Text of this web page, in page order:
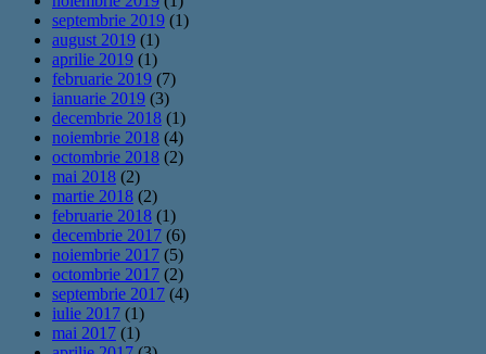
septembrie 2019 (1)
august 2019 (1)
aprilie 2019 (1)
februarie 2019 (7)
ianuarie 2019 (3)
decembrie 2018 (1)
noiembrie 2018 (4)
octombrie 2018 (2)
mai 2018 (2)
martie 2018 (2)
februarie 2018 (1)
decembrie 2017 (6)
noiembrie 2017 (5)
octombrie 2017 (2)
septembrie 2017 (4)
iulie 2017 (1)
mai 2017 (1)